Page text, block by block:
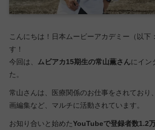
こんにちは！日本ムービーアカデミー（以下
す！
今回は、
ムビアカ15期生の常山薫さんにイン
た。
常山さんは、医療関係のお仕事をされており
画編集など、マルチに活動されています。
お知り合いと始めたYouTubeで登録者数1.2